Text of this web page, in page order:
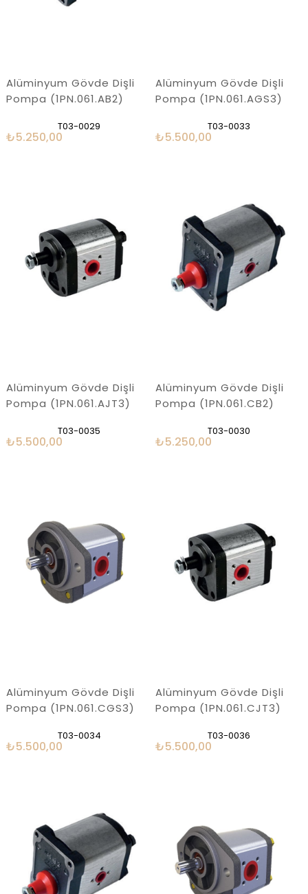
Alüminyum Gövde Dişli
Pompa (1PN.061.AB2)
T03-0029
₺5.250,00
Alüminyum Gövde Dişli
Pompa (1PN.061.AGS3)
T03-0033
₺5.500,00
Alüminyum Gövde Dişli
Pompa (1PN.061.AJT3)
T03-0035
₺5.500,00
Alüminyum Gövde Dişli
Pompa (1PN.061.CB2)
T03-0030
₺5.250,00
Alüminyum Gövde Dişli
Pompa (1PN.061.CGS3)
T03-0034
₺5.500,00
Alüminyum Gövde Dişli
Pompa (1PN.061.CJT3)
T03-0036
₺5.500,00